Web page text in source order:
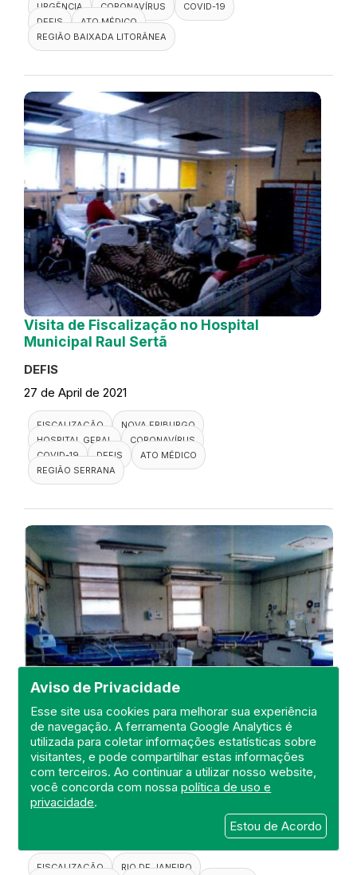
Aviso de Privacidade
Esse site usa cookies para melhorar sua experiência
de navegação. A ferramenta Google Analytics é
utilizada para coletar informações estatísticas sobre
visitantes, e pode compartilhar estas informações
com terceiros. Ao continuar a utilizar nosso website,
você concorda com nossapolítica de uso e
privacidade.
Estou de Acordo
URGÊNCIA
CORONAVÍRUS
COVID-19
DEFIS
ATO MÉDICO
REGIÃO BAIXADA LITORÂNEA
Visita de Fiscalização no Hospital
Municipal Raul Sertã
DEFIS
27 de April de 2021
FISCALIZAÇÃO
NOVA FRIBURGO
HOSPITAL GERAL
CORONAVÍRUS
COVID-19
DEFIS
ATO MÉDICO
REGIÃO SERRANA
Visita de Fiscalização no Hospital
Estadual Carlos Chagas
DEFIS
FISCALIZAÇÃO RIO DE JANEIRO